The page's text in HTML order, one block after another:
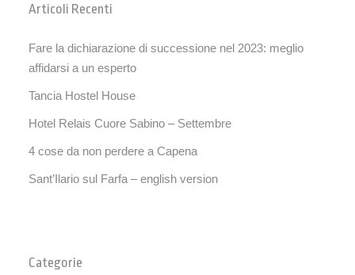
Articoli Recenti
Fare la dichiarazione di successione nel 2023: meglio
affidarsi a un esperto
Tancia Hostel House
Hotel Relais Cuore Sabino – Settembre
4 cose da non perdere a Capena
Sant’Ilario sul Farfa – english version
Categorie